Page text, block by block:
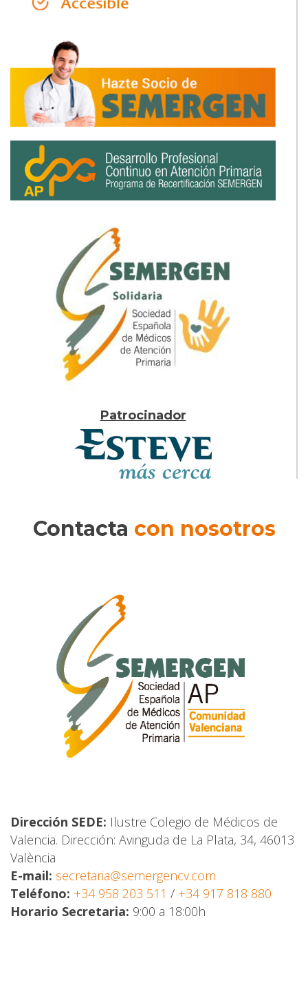
Patrocinador
Contacta con nosotros
Dirección SEDE: Ilustre Colegio de Médicos de
Valencia. Dirección: Avinguda de La Plata, 34, 46013
València
E-mail: secretaria@semergencv.com
Teléfono: +34 958 203 511 / +34 917 818 880
Horario Secretaria: 9:00 a 18:00h